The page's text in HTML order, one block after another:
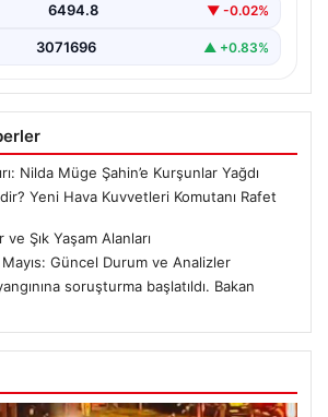
6494.8 ▼ -0.02%
3071696 ▲ +0.83%
Nilda Müge Şahin’e Kurşunlar Yağdı
Yeni Hava Kuvvetleri Komutanı Rafet
Şık Yaşam Alanları
Güncel Durum ve Analizler
soruşturma başlatıldı. Bakan